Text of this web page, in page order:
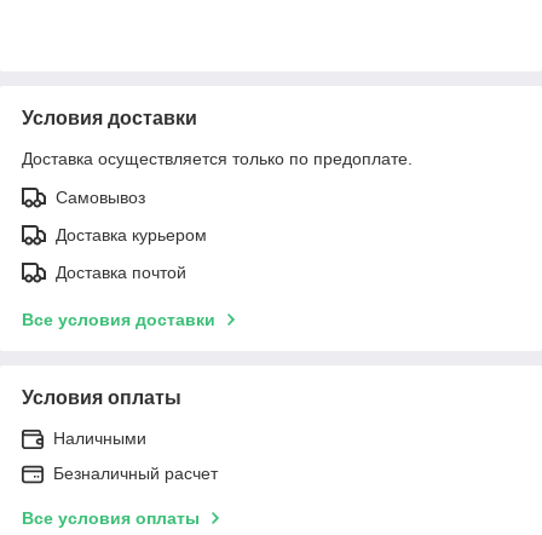
Условия доставки
Доставка осуществляется только по предоплате.
Самовывоз
Доставка курьером
Доставка почтой
Все условия доставки
Условия оплаты
Наличными
Безналичный расчет
Все условия оплаты